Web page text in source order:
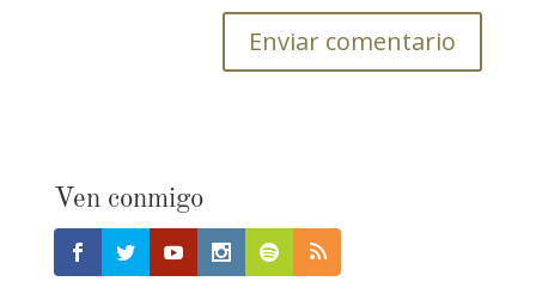
Ven conmigo